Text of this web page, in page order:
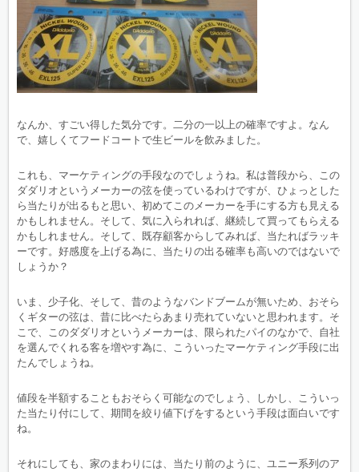
なんか、すごい得した気分です。二分の一以上の確率ですよ。なん
で、嬉しくてフードコートで生ビールを飲みました。
これも、マーケティングの手段なのでしょうね。私は普段から、この
ダダリオというメーカーの弦を使っているわけですが、ひょっとした
ら当たりが出るもと思い、初めてこのメーカーを手にする方も見える
かもしれません。そして、気に入られれば、継続して買ってもらえる
かもしれません。そして、既存顧客からしてみれば、当たればラッキ
ーです。好感度を上げる為に、当たりの出る確率も高いのではないで
しょうか？
いま、少子化、そして、昔のようなバンドブームが無いため、おそら
くギターの弦は、昔に比べたらあまり売れていないと思われます。そ
こで、このダダリオというメーカーは、限られたパイのなかで、自社
を選んでくれる客を増やす為に、こういったマーケティング手段に出
たんでしょうね。
値段を半額することもおそらく可能なのでしょう、しかし、こういっ
た当たり付にして、期間を絞り値下げをするという手段は面白いです
ね。
それにしても、家のまわりには、当たり前のように、ユニー系列のア